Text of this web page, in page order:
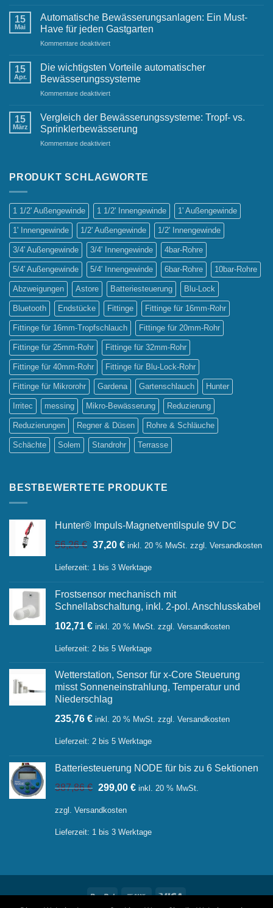
Bewässerungslösungen
für
kleine
Gärten
15
Mai
Automatische Bewässerungsanlagen: Ein Must-
Have für jeden Gastgarten
Kommentare deaktiviertfür
Bewässerungsanlagen:
Must-
Have
jeden
Gastgarten
15
Apr.
Die wichtigsten Vorteile automatischer
Bewässerungssysteme
Kommentare deaktiviertfür
wichtigsten
automatischer
Bewässerungssysteme
15
März
Vergleich der Bewässerungssysteme: Tropf- vs.
Sprinklerbewässerung
Kommentare deaktiviertfür
Bewässerungssysteme:
Sprinklerbewässerung
PRODUKT SCHLAGWORTE
1 1/2' Außengewinde 1 1/2' Innengewinde 1' Außengewinde
1' Innengewinde 1/2' Außengewinde 1/2' Innengewinde
3/4' Außengewinde 3/4' Innengewinde 4bar-Rohre
5/4' Außengewinde 5/4' Innengewinde 6bar-Rohre 10bar-Rohre
Abzweigungen Astore Batteriesteuerung Blu-Lock
Bluetooth Endstücke Fittinge Fittinge für 16mm-Rohr
Fittinge für 16mm-Tropfschlauch Fittinge für 20mm-Rohr
Fittinge für 25mm-Rohr Fittinge für 32mm-Rohr
Fittinge für 40mm-Rohr Fittinge für Blu-Lock-Rohr
Fittinge für Mikrorohr Gardena Gartenschlauch Hunter
Irritec messing Mikro-Bewässerung Reduzierung
Reduzierungen Regner & Düsen Rohre & Schläuche
Schächte Solem Standrohr Terrasse
BESTBEWERTETE PRODUKTE
Hunter® Impuls-Magnetventilspule 9V DC
56,26€ Ursprünglicher
war:
37,20 €Aktueller
ist:
inkl. 20 % MwSt. zzgl. Versandkosten
Lieferzeit: 1 bis 3 Werktage
Frostsensor mechanisch mit
Schnellabschaltung, inkl. 2-pol. Anschlusskabel
102,71 € inkl. 20 % MwSt. zzgl. Versandkosten
Lieferzeit: 2 bis 5 Werktage
Wetterstation, Sensor für x-Core Steuerung
misst Sonneneinstrahlung, Temperatur und
Niederschlag
235,76 € inkl. 20 % MwSt. zzgl. Versandkosten
Lieferzeit: 2 bis 5 Werktage
Batteriesteuerung NODE für bis zu 6 Sektionen
387,86€ Ursprünglicher
war:
299,00 €Aktueller
inkl. 20 % MwSt.
zzgl. Versandkosten
Lieferzeit: 1 bis 3 Werktage
PayPal
Bank
Visa